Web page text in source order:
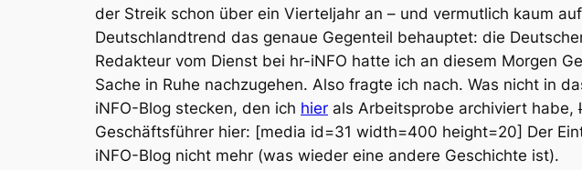
der Streik schon über ein Vierteljahr an – und vermutlich kaum
Deutschlandtrend das genaue Gegenteil behauptet: die
Redakteur vom Dienst bei hr-iNFO hatte ich an diesem Morgen
Sache in Ruhe nachzugehen. Also fragte ich nach. Was nicht in
iNFO-Blog stecken, den ich hier als Arbeitsprobe archiviert habe,
Geschäftsführer hier: [media id=31 width=400 height=20] Der
iNFO-Blog nicht mehr (was wieder eine andere Geschichte ist).